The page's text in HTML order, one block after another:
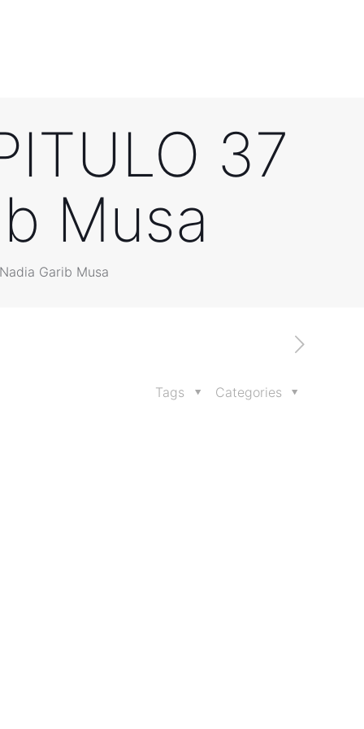
37
Musa
Garib Musa
Categories
Tags